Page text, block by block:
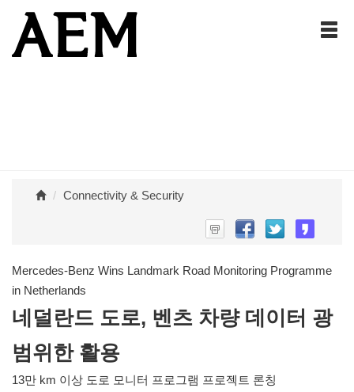
Connectivity & Security
Mercedes-Benz Wins Landmark Road Monitoring Programme
in Netherlands
네덜란드 도로, 벤츠 차량 데이터 광
범위한 활용
13만 km 이상 도로 모니터 프로그램 프로젝트 론칭